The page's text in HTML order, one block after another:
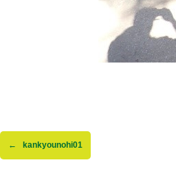
kankyounohi01